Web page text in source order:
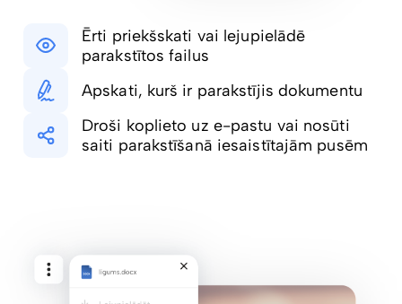
Ērti priekšskati vai lejupielādē
parakstītos failus
Apskati, kurš ir parakstījis dokumentu
Droši koplieto uz e-pastu vai nosūti
saiti parakstīšanā iesaistītajām pusēm